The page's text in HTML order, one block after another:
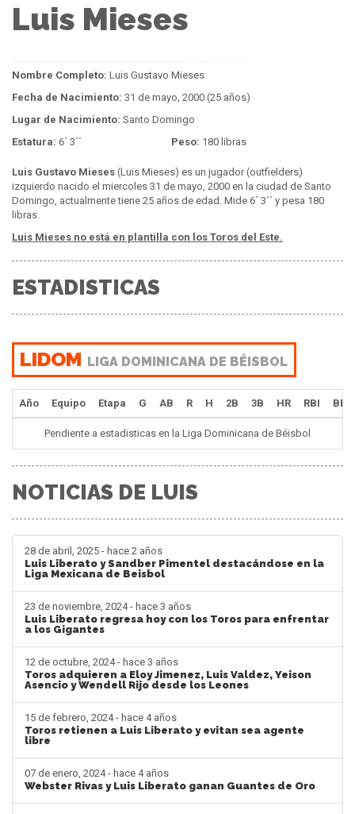
Luis Mieses
Nombre Completo: Luis Gustavo Mieses
Fecha de Nacimiento: 31 de mayo, 2000 (25 años)
Lugar de Nacimiento: Santo Domingo
Estatura: 6´ 3´´ Peso: 180 libras
Luis Gustavo Mieses (Luis Mieses) es un jugador (outfielders)
izquierdo nacido el miercoles 31 de mayo, 2000 en la ciudad de Santo
Domingo, actualmente tiene 25 años de edad. Mide 6´ 3´´ y pesa 180
libras.
Luis Mieses no está en plantilla con los Toros del Este.
ESTADISTICAS
LIDOM LIGA DOMINICANA DE BÉISBOL
Año Equipo Etapa G AB R H 2B 3B HR RBI BB
Pendiente a estadisticas en la Liga Dominicana de Béisbol
NOTICIAS DE LUIS
28 de abril, 2025 - hace 2 años
Luis Liberato y Sandber Pimentel destacándose en la
Liga Mexicana de Beisbol
23 de noviembre, 2024 - hace 3 años
Luis Liberato regresa hoy con los Toros para enfrentar
a los Gigantes
12 de octubre, 2024 - hace 3 años
Toros adquieren a Eloy Jimenez, Luis Valdez, Yeison
Asencio y Wendell Rijo desde los Leones
15 de febrero, 2024 - hace 4 años
Toros retienen a Luis Liberato y evitan sea agente
libre
07 de enero, 2024 - hace 4 años
Webster Rivas y Luis Liberato ganan Guantes de Oro